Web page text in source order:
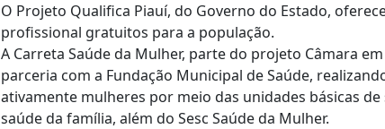
O Projeto Qualifica Piauí, do Governo do Estado,
profissional gratuitos para a população.
A Carreta Saúde da Mulher, parte do projeto Câmara
parceria com a Fundação Municipal de Saúde,
ativamente mulheres por meio das unidades básicas de
saúde da família, além do Sesc Saúde da Mulher.